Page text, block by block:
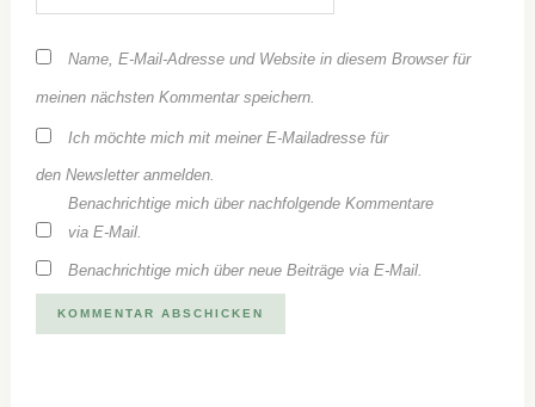
Name, E-Mail-Adresse und Website in diesem Browser für
meinen nächsten Kommentar speichern.
Ich möchte mich mit meiner E-Mailadresse für
den Newsletter anmelden.
Benachrichtige mich über nachfolgende Kommentare
via E-Mail.
Benachrichtige mich über neue Beiträge via E-Mail.